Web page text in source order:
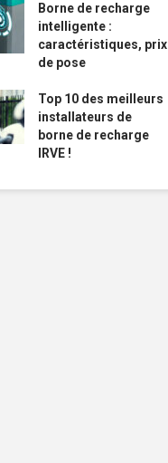
Borne de recharge
intelligente :
caractéristiques, prix
de pose
Top 10 des meilleurs
installateurs de
borne de recharge
IRVE !